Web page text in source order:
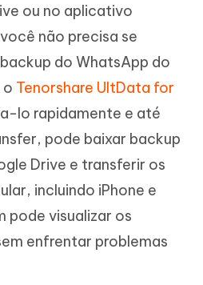
ou no aplicativo
não precisa se
do WhatsApp do
o Tenorshare UltData for
lo rapidamente e até
pode baixar backup
Drive e transferir os
incluindo iPhone e
pode visualizar os
enfrentar problemas